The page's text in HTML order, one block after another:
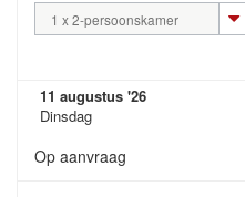
1 x 2-persoonskamer
11 augustus '26
Dinsdag
Op aanvraag